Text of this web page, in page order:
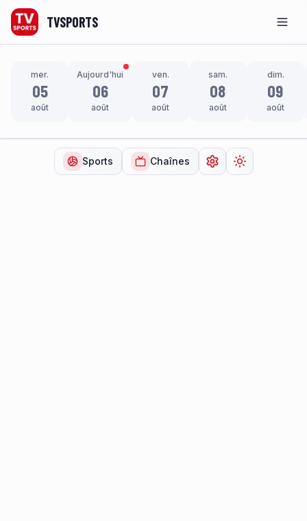
TVSPORTS
mer.
05
août
Aujourd'hui
06
août
ven.
07
août
sam.
08
août
dim.
09
août
Sports Chaînes Ouvrir lesChanger de